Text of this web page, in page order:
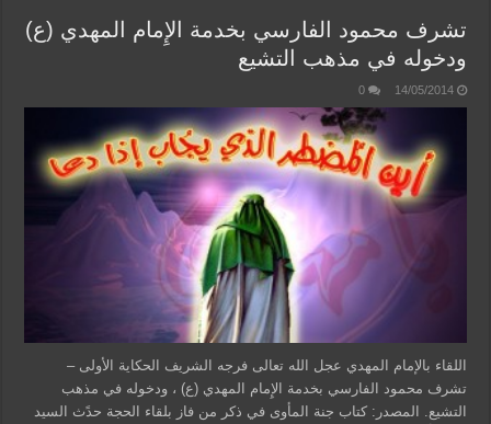
تشرف محمود الفارسي بخدمة الإِمام المهدي (ع)
ودخوله في مذهب التشيع
14/05/2014
0
اللقاء بالإمام المهدي عجل الله تعالى فرجه الشريف الحكاية الأولى –
تشرف محمود الفارسي بخدمة الإِمام المهدي (ع) ، ودخوله في مذهب
التشيع. المصدر: كتاب جنة المأوى في ذكر من فاز بلقاء الحجة حدًث السيد